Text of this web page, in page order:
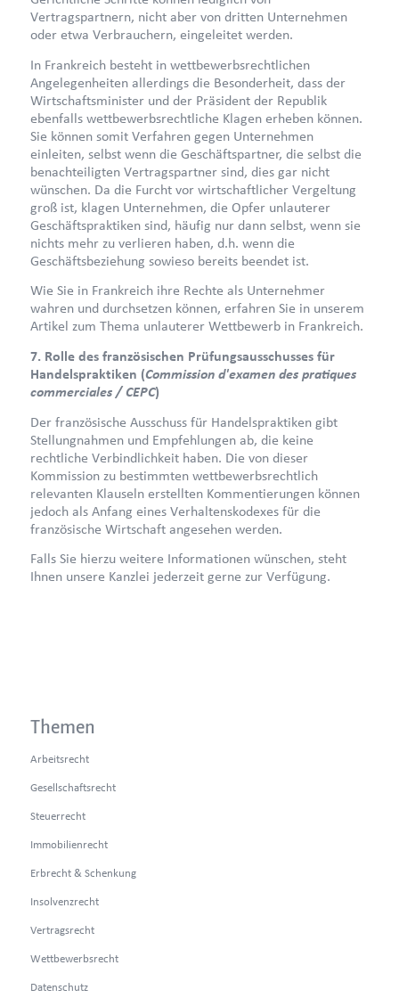
Vertragspartnern, nicht aber von dritten Unternehmen
oder etwa Verbrauchern, eingeleitet werden.
In Frankreich besteht in wettbewerbsrechtlichen
Angelegenheiten allerdings die Besonderheit, dass der
Wirtschaftsminister und der Präsident der Republik
ebenfalls wettbewerbsrechtliche Klagen erheben können.
Sie können somit Verfahren gegen Unternehmen
einleiten, selbst wenn die Geschäftspartner, die selbst die
benachteiligten Vertragspartner sind, dies gar nicht
wünschen. Da die Furcht vor wirtschaftlicher Vergeltung
groß ist, klagen Unternehmen, die Opfer unlauterer
Geschäftspraktiken sind, häufig nur dann selbst, wenn sie
nichts mehr zu verlieren haben, d.h. wenn die
Geschäftsbeziehung sowieso bereits beendet ist.
Wie Sie in Frankreich ihre Rechte als Unternehmer
wahren und durchsetzen können, erfahren Sie in unserem
Artikel zum Thema unlauterer Wettbewerb in Frankreich.
7. Rolle des französischen Prüfungsausschusses für
Handelspraktiken (Commission d'examen des pratiques
commerciales / CEPC)
Der französische Ausschuss für Handelspraktiken gibt
Stellungnahmen und Empfehlungen ab, die keine
rechtliche Verbindlichkeit haben. Die von dieser
Kommission zu bestimmten wettbewerbsrechtlich
relevanten Klauseln erstellten Kommentierungen können
jedoch als Anfang eines Verhaltenskodexes für die
französische Wirtschaft angesehen werden.
Falls Sie hierzu weitere Informationen wünschen, steht
Ihnen unsere Kanzlei jederzeit gerne zur Verfügung.
Themen
Arbeitsrecht
Gesellschaftsrecht
Steuerrecht
Immobilienrecht
Erbrecht & Schenkung
Insolvenzrecht
Vertragsrecht
Wettbewerbsrecht
Datenschutz